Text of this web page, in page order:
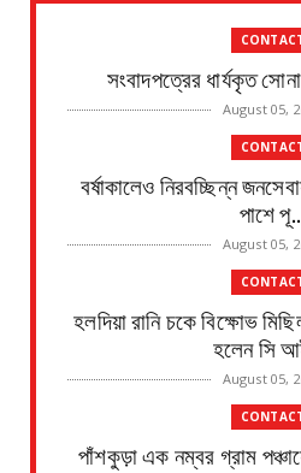
সংবাদপত্রের ধার্যকৃত
August 05,
বর্ষাকালেও নিরবচ্ছিন্ন
পাশে
August 05,
হলদিয়া রানি চকে বিক্ষোভ
হলেন সি
August 05,
পাঁশকুড়া এক নম্বর গ্রাম